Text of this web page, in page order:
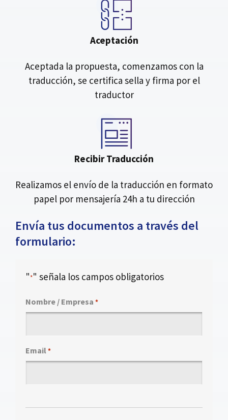
Aceptación
Aceptada la propuesta, comenzamos con la
traducción, se certifica sella y firma por el
traductor
Recibir Traducción
Realizamos el envío de la traducción en formato
papel por mensajería 24h a tu dirección
Envía tus documentos a través del
formulario:
"*" señala los campos obligatorios
Nombre / Empresa *
Email *